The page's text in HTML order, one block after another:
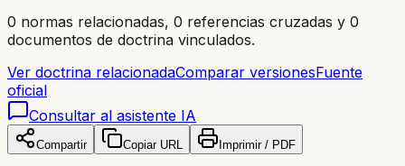
0 normas relacionadas, 0 referencias cruzadas y 0
documentos de doctrina vinculados.
Ver doctrina relacionadaComparar versionesFuente
oficial
Consultar al asistente IA
Compartir Copiar URL Imprimir / PDF